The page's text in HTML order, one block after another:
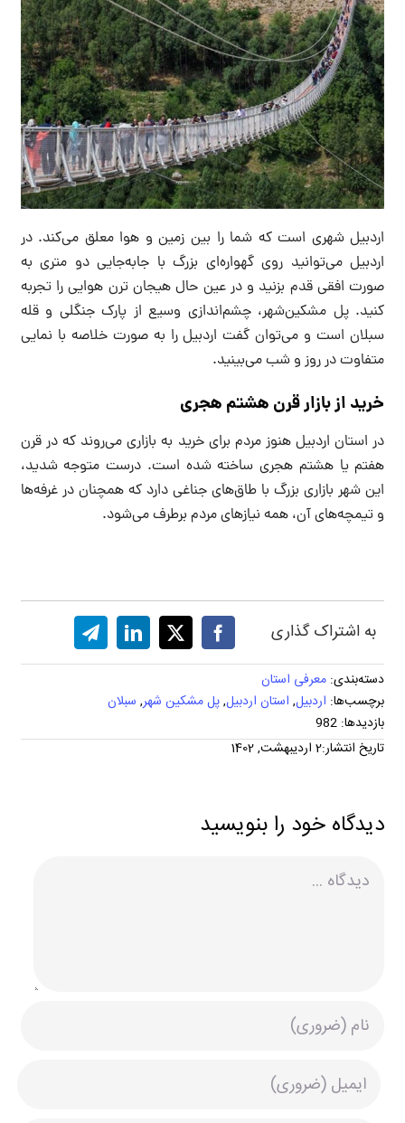
اردبیل شهری است که شما را بین زمین و هوا معلق می‌کند. در
اردبیل می‌توانید روی گهواره‌ای بزرگ با جابه‌جایی دو متری به
صورت افقی قدم بزنید و در عین حال هیجان ترن هوایی را تجربه
کنید. پل مشکین‌شهر، چشم‌اندازی وسیع از پارک جنگلی و قله
سبلان است و می‌توان گفت اردبیل را به صورت خلاصه با نمایی
متفاوت در روز و شب می‌بینید.
خرید از بازار قرن هشتم هجری
در استان اردبیل هنوز مردم برای خرید به بازاری می‌روند که در قرن
هفتم یا هشتم هجری ساخته شده است. درست متوجه شدید،
این شهر بازاری بزرگ با طاق‌های جناغی دارد که همچنان در غرفه‌ها
و تیمچه‌های آن، همه نیازهای مردم برطرف می‌شود.
به اشتراک گذاری
دسته‌بندی: معرفی استان
برچسب‌ها: اردبیل, استان اردبیل,پل مشکین شهر, سبلان
بازدیدها: 982
تاریخ انتشار:2 اردیبهشت, 1402
دیدگاه خود را بنویسید